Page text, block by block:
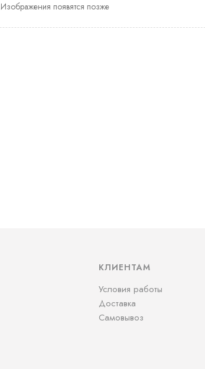
Изображения появятся позже
КЛИЕНТАМ
Условия работы
Доставка
Самовывоз